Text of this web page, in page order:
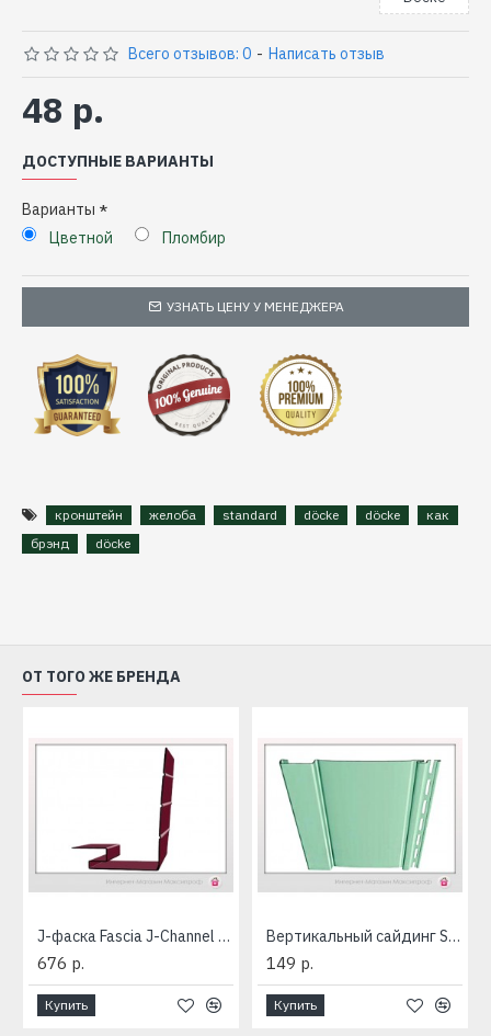
Всего отзывов: 0 - Написать отзыв
48 р.
ДОСТУПНЫЕ ВАРИАНТЫ
Варианты
Цветной
Пломбир
УЗНАТЬ ЦЕНУ У МЕНЕДЖЕРА
кронштейн желоба standard döcke döcke
как
брэнд
döcke
ОТ ТОГО ЖЕ БРЕНДА
J-фаска Fascia J-Channel Döcke
676 р.
Купить
Вертикальный сайдинг S7 Döcke
149 р.
Купить